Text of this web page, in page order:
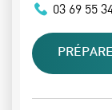
03 69 55